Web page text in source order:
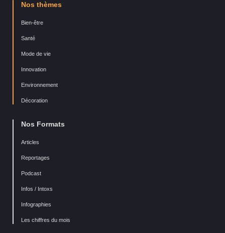
Nos thèmes
Bien-être
Santé
Mode de vie
Innovation
Environnement
Décoration
Nos Formats
Articles
Reportages
Podcast
Infos / Intoxs
Infographies
Les chiffres du mois